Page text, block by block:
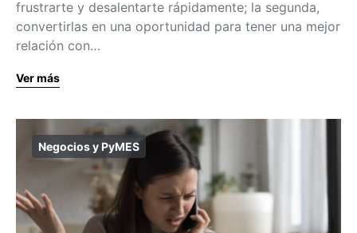
frustrarte y desalentarte rápidamente; la segunda,
convertirlas en una oportunidad para tener una mejor
relación con…
Ver más
Negocios y PyMES